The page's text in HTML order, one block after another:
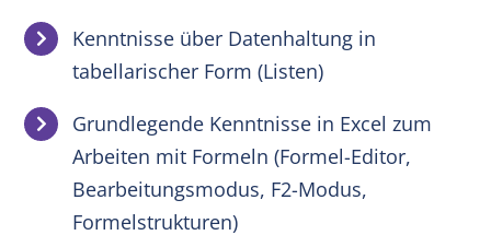
Kenntnisse über Datenhaltung in
tabellarischer Form (Listen)
Grundlegende Kenntnisse in Excel zum
Arbeiten mit Formeln (Formel-Editor,
Bearbeitungsmodus, F2-Modus,
Formelstrukturen)